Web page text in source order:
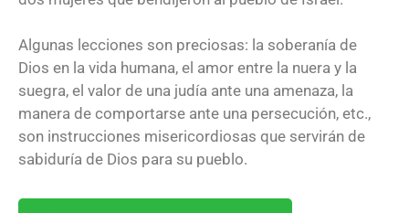
Algunas lecciones son preciosas: la soberanía de
Dios en la vida humana, el amor entre la nuera y la
suegra, el valor de una judía ante una amenaza, la
manera de comportarse ante una persecución, etc.,
son instrucciones misericordiosas que servirán de
sabiduría de Dios para su pueblo.